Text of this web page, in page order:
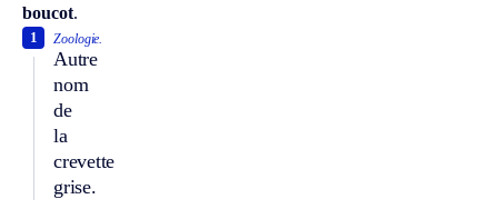
boucot.
Zoologie.
Autre
nom
de
la
crevette
grise.
1